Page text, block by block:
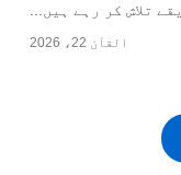
تلاش کر رہے ہیں...
القآن 22، 2026